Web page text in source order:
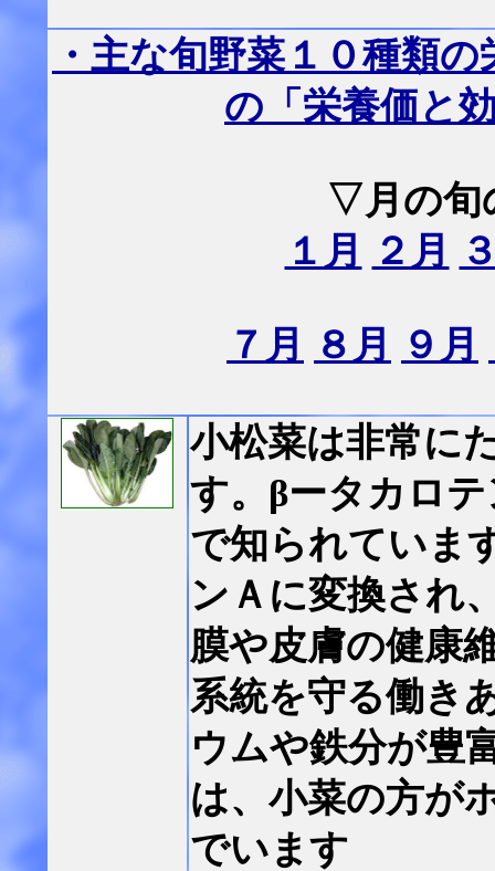
・主な旬野菜１０種類
の「栄養価と
▽月の旬
１月
２月
７月 ８月 ９月
小松菜は非常に
す。βータカロ
で知られていま
ンＡに変換され
膜や皮膚の健康
系統を守る働き
ウムや鉄分が豊
は、小菜の方が
でいます